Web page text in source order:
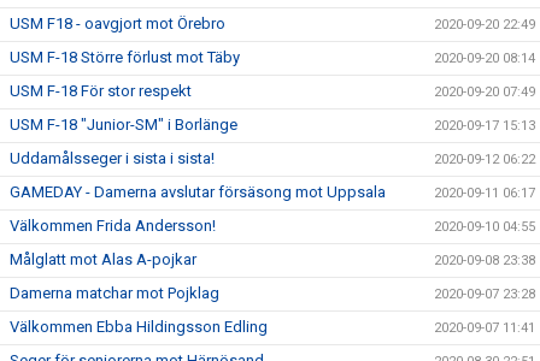
USM F18 - oavgjort mot Örebro 2020-09-20 22:49
USM F-18 Större förlust mot Täby 2020-09-20 08:14
USM F-18 För stor respekt 2020-09-20 07:49
USM F-18 "Junior-SM" i Borlänge 2020-09-17 15:13
Uddamålsseger i sista i sista! 2020-09-12 06:22
GAMEDAY - Damerna avslutar försäsong mot Uppsala 2020-09-11 06:17
Välkommen Frida Andersson! 2020-09-10 04:55
Målglatt mot Alas A-pojkar 2020-09-08 23:38
Damerna matchar mot Pojklag 2020-09-07 23:28
Välkommen Ebba Hildingsson Edling 2020-09-07 11:41